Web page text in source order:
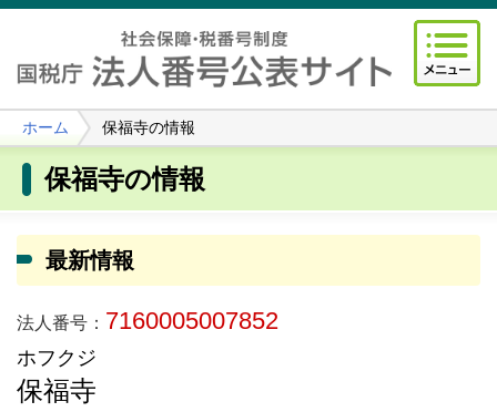
ホーム 保福寺の情報
保福寺の情報
最新情報
法人番号： 7160005007852
ホフクジ
保福寺